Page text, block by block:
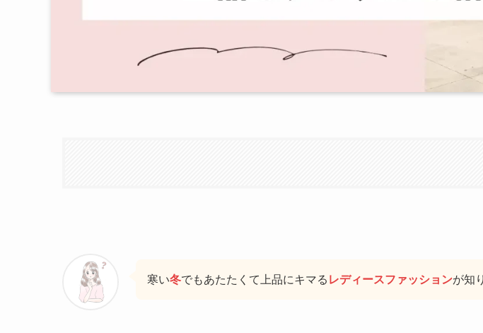
寒い冬でもあたたくて上品にキマる レディースファッションが知